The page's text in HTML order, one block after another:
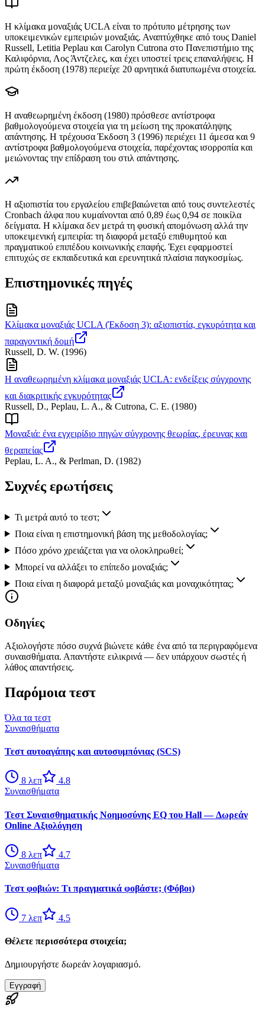
Η κλίμακα μοναξιάς UCLA είναι το πρότυπο μέτρησης των
υποκειμενικών εμπειριών μοναξιάς. Αναπτύχθηκε από τους Daniel
Russell, Letitia Peplau και Carolyn Cutrona στο Πανεπιστήμιο της
Καλιφόρνια, Λος Άντζελες, και έχει υποστεί τρεις επαναλήψεις. Η
πρώτη έκδοση (1978) περιείχε 20 αρνητικά διατυπωμένα στοιχεία.
Η αναθεωρημένη έκδοση (1980) πρόσθεσε αντίστροφα
βαθμολογούμενα στοιχεία για τη μείωση της προκατάληψης
απάντησης. Η τρέχουσα Έκδοση 3 (1996) περιέχει 11 άμεσα και 9
αντίστροφα βαθμολογούμενα στοιχεία, παρέχοντας ισορροπία και
μειώνοντας την επίδραση του στιλ απάντησης.
Η αξιοπιστία του εργαλείου επιβεβαιώνεται από τους συντελεστές
Cronbach άλφα που κυμαίνονται από 0,89 έως 0,94 σε ποικίλα
δείγματα. Η κλίμακα δεν μετρά τη φυσική απομόνωση αλλά την
υποκειμενική εμπειρία: τη διαφορά μεταξύ επιθυμητού και
πραγματικού επιπέδου κοινωνικής επαφής. Έχει εφαρμοστεί
επιτυχώς σε εκπαιδευτικά και ερευνητικά πλαίσια παγκοσμίως.
Επιστημονικές πηγές
Κλίμακα μοναξιάς UCLA (Έκδοση 3): αξιοπιστία, εγκυρότητα και
παραγοντική δομή
Russell, D. W. (1996)
Η αναθεωρημένη κλίμακα μοναξιάς UCLA: ενδείξεις σύγχρονης
και διακριτικής εγκυρότητας
Russell, D., Peplau, L. A., & Cutrona, C. E. (1980)
Μοναξιά: ένα εγχειρίδιο πηγών σύγχρονης θεωρίας, έρευνας και
θεραπείας
Peplau, L. A., & Perlman, D. (1982)
Συχνές ερωτήσεις
Τι μετρά αυτό το τεστ;
Ποια είναι η επιστημονική βάση της μεθοδολογίας;
Πόσο χρόνο χρειάζεται για να ολοκληρωθεί;
Μπορεί να αλλάξει το επίπεδο μοναξιάς;
Ποια είναι η διαφορά μεταξύ μοναξιάς και μοναχικότητας;
Οδηγίες
Αξιολογήστε πόσο συχνά βιώνετε κάθε ένα από τα περιγραφόμενα
συναισθήματα. Απαντήστε ειλικρινά — δεν υπάρχουν σωστές ή
λάθος απαντήσεις.
Παρόμοια τεστ
Όλα τα τεστ
Συναισθήματα
Τεστ αυτοαγάπης και αυτοσυμπόνιας (SCS)
8 λεπ
4.8
Συναισθήματα
Τεστ Συναισθηματικής Νοημοσύνης EQ του Hall — Δωρεάν
Online Αξιολόγηση
8 λεπ
4.7
Συναισθήματα
Τεστ φοβιών: Τι πραγματικά φοβάστε; (Φόβοι)
7 λεπ 4.5
Θέλετε περισσότερα στοιχεία;
Δημιουργήστε δωρεάν λογαριασμό.
Εγγραφή